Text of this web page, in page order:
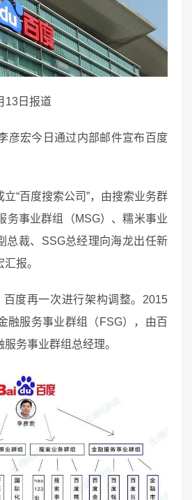
13日报道
彦宏今日通过内部邮件宣布百度
“百度搜索公司”，由搜索业务群
务事业群组（MSG）、糯米事业
总裁、SSG总经理向海龙出任新
报。
度再一次进行架构调整。2015
融服务事业群组（FSG），由百
务事业群组总经理。